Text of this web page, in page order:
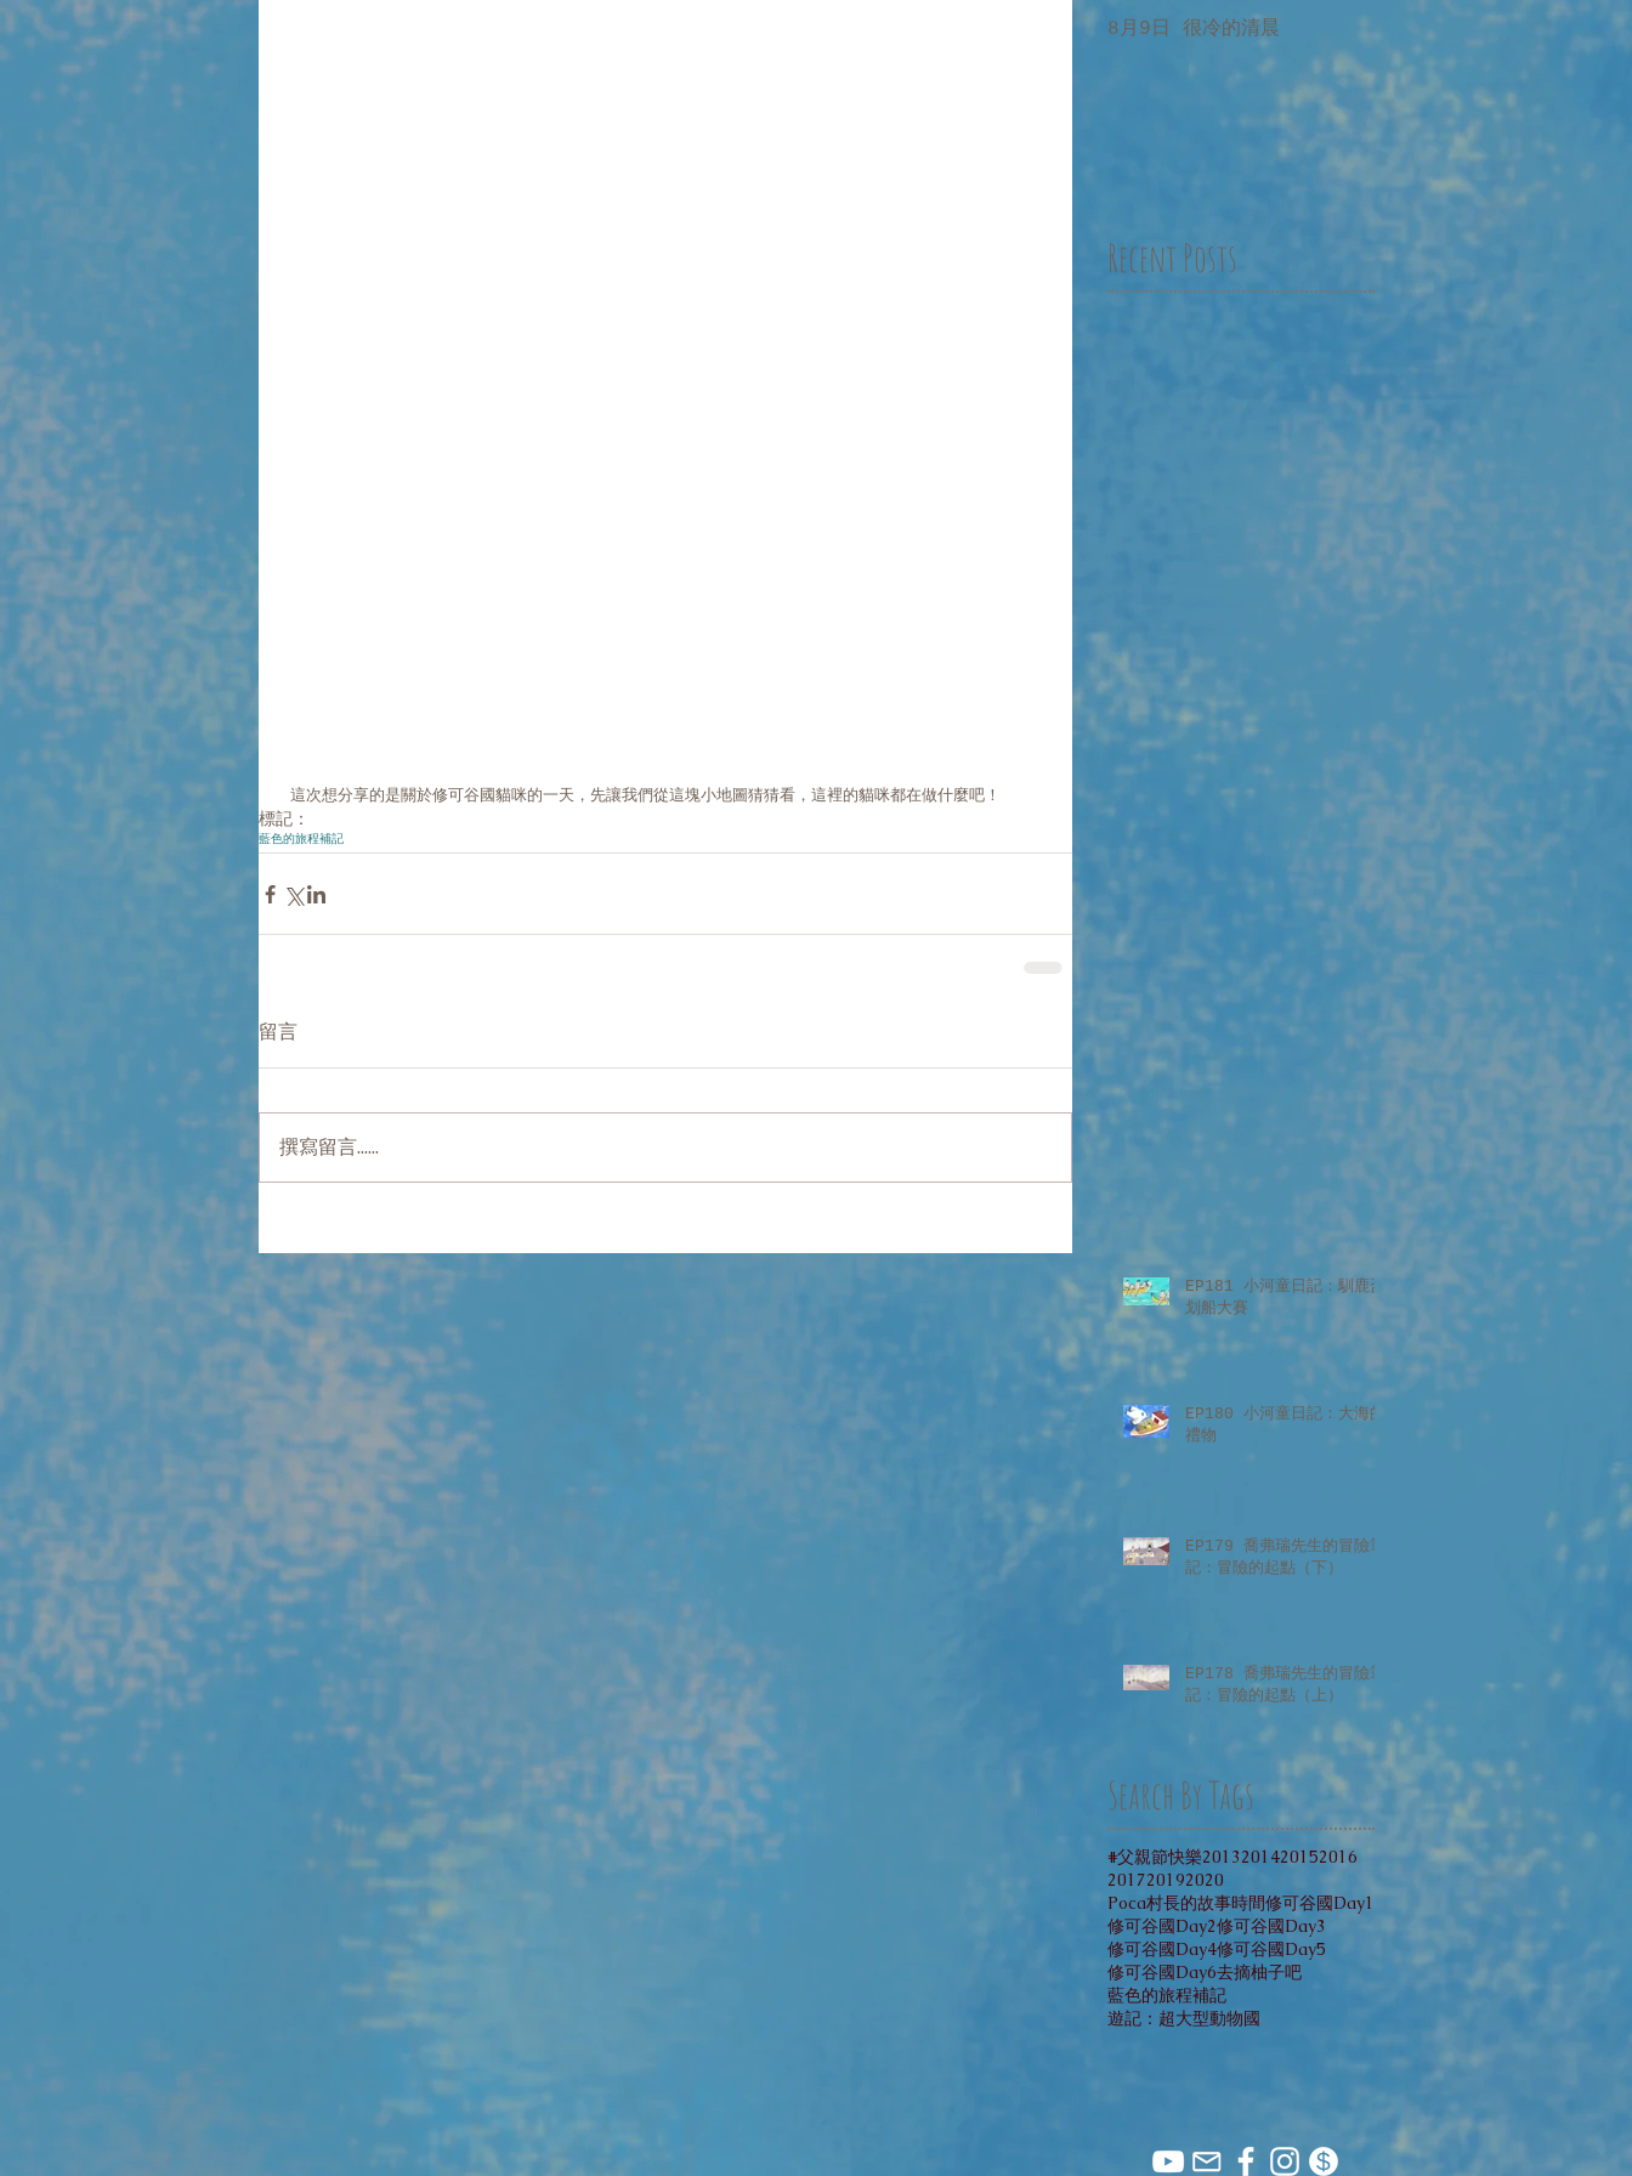
這次想分享的是關於修可谷國貓咪的一天，先讓我們從這塊小地圖猜猜看，這裡的貓咪都在做什麼吧！
標記：
藍色的旅程補記
留言
撰寫留言......
8月9日 很冷的清晨 8月9日 很冷的清晨 補記
Recent Posts
EP181 小河童日記：馴鹿盃
划船大賽
EP180 小河童日記：大海的
禮物
EP179 喬弗瑞先生的冒險筆
記：冒險的起點（下）
EP178 喬弗瑞先生的冒險筆
記：冒險的起點（上）
Search By Tags
#父親節快樂2013201420152016
201720192020
Poca村長的故事時間修可谷國Day1
修可谷國Day2修可谷國Day3
修可谷國Day4修可谷國Day5
修可谷國Day6去摘柚子吧
藍色的旅程補記
遊記：超大型動物國